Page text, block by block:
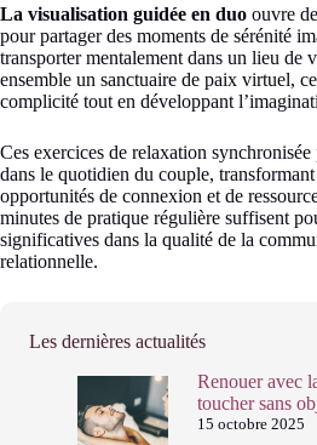
La visualisation guidée en duo ouvre
pour partager des moments de sérénité
transporter mentalement dans un lieu de
ensemble un sanctuaire de paix virtuel,
complicité tout en développant
Ces exercices de relaxation
dans le quotidien du couple,
opportunités de connexion et de
minutes de pratique régulière suffisent
significatives dans la qualité de la
relationnelle.
Les dernières actualités
Renouer avec
toucher sans
15 octobre 2025